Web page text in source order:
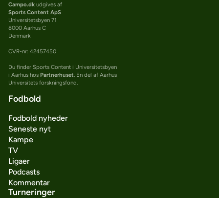
Campo.dkudgives af
Sports Content ApS
Universitetsbyen 71
8000 Aarhus C
Denmark
CVR-nr: 42457450
Du finder Sports Content i Universitetsbyen
i Aarhus hos Partnerhuset. En del af Aarhus
Universitets forskningsfond.
Fodbold
Fodbold nyheder
Seneste nyt
Kampe
TV
Ligaer
Podcasts
Kommentar
Turneringer